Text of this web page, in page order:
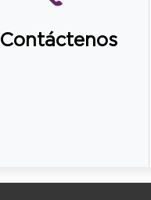
Contáctenos